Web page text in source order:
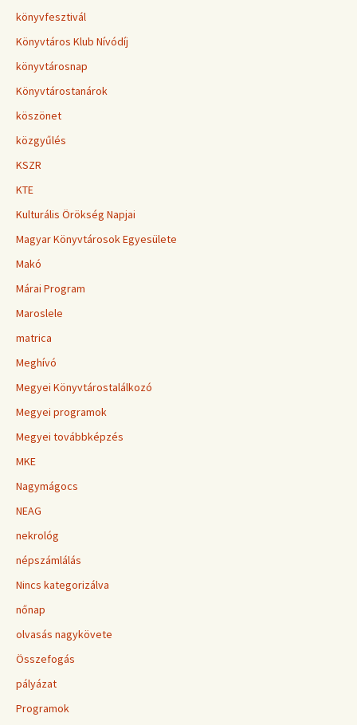
könyvfesztivál
Könyvtáros Klub Nívódíj
könyvtárosnap
Könyvtárostanárok
köszönet
közgyűlés
KSZR
KTE
Kulturális Örökség Napjai
Magyar Könyvtárosok Egyesülete
Makó
Márai Program
Maroslele
matrica
Meghívó
Megyei Könyvtárostalálkozó
Megyei programok
Megyei továbbképzés
MKE
Nagymágocs
NEAG
nekrológ
népszámlálás
Nincs kategorizálva
nőnap
olvasás nagykövete
Összefogás
pályázat
Programok